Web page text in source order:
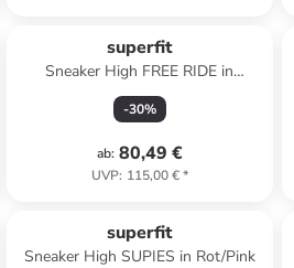
superfit
Sneaker High FREE RIDE in
Grün/Orange
-30%
ab: 80,49 €
UVP: 115,00 €*
superfit
Sneaker High SUPIES in Rot/Pink